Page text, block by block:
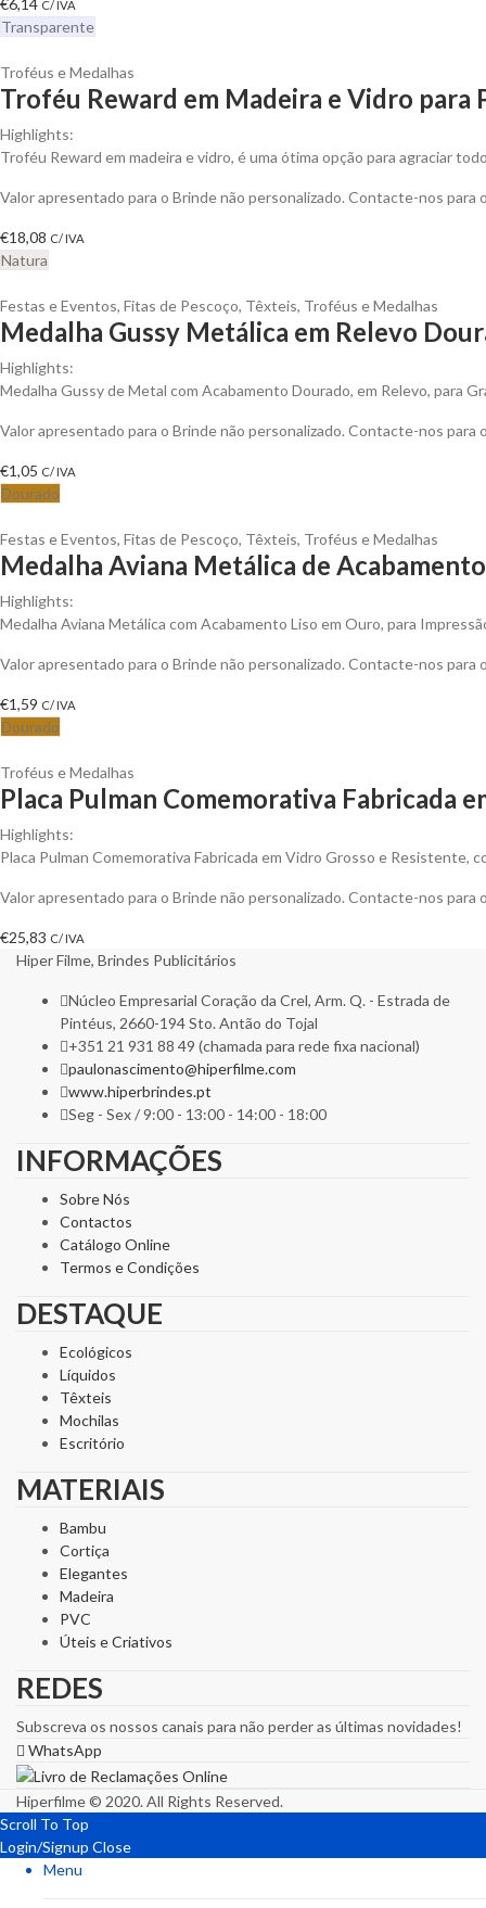
C/ IVA
Transparente
Troféus e Medalhas
Troféu Reward em Madeira e Vidro para
Highlights:
Troféu Reward em madeira e vidro, é uma ótima opção para agraciar
Valor apresentado para o Brinde não personalizado. Contacte-nos
€18,08 C/ IVA
Natura
Festas e Eventos, Fitas de Pescoço, Têxteis, Troféus e Medalhas
Medalha Gussy Metálica em Relevo
Highlights:
Medalha Gussy de Metal com Acabamento Dourado, em Relevo, para
Valor apresentado para o Brinde não personalizado. Contacte-nos
€1,05 C/ IVA
Dourado
Festas e Eventos, Fitas de Pescoço, Têxteis, Troféus e Medalhas
Medalha Aviana Metálica de
Highlights:
Medalha Aviana Metálica com Acabamento Liso em Ouro, para
Valor apresentado para o Brinde não personalizado. Contacte-nos
€1,59 C/ IVA
Dourado
Troféus e Medalhas
Placa Pulman Comemorativa Fabricada
Highlights:
Placa Pulman Comemorativa Fabricada em Vidro Grosso e Resistente,
Valor apresentado para o Brinde não personalizado. Contacte-nos
€25,83 C/ IVA
Hiper Filme, Brindes Publicitários
Núcleo Empresarial Coração da Crel, Arm. Q. - Estrada de
Pintéus, 2660-194 Sto. Antão do Tojal
+351 21 931 88 49 (chamada para rede fixa nacional)
paulonascimento@hiperfilme.com
www.hiperbrindes.pt
Seg - Sex / 9:00 - 13:00 - 14:00 - 18:00
INFORMAÇÕES
Sobre Nós
Contactos
Catálogo Online
Termos e Condições
DESTAQUE
Ecológicos
Líquidos
Têxteis
Mochilas
Escritório
MATERIAIS
Bambu
Cortiça
Elegantes
Madeira
PVC
Úteis e Criativos
REDES
Subscreva os nossos canais para não perder as últimas novidades!
WhatsApp
Hiperfilme © 2020. All Rights Reserved.
Scroll To Top
Login/Signup Close
Menu